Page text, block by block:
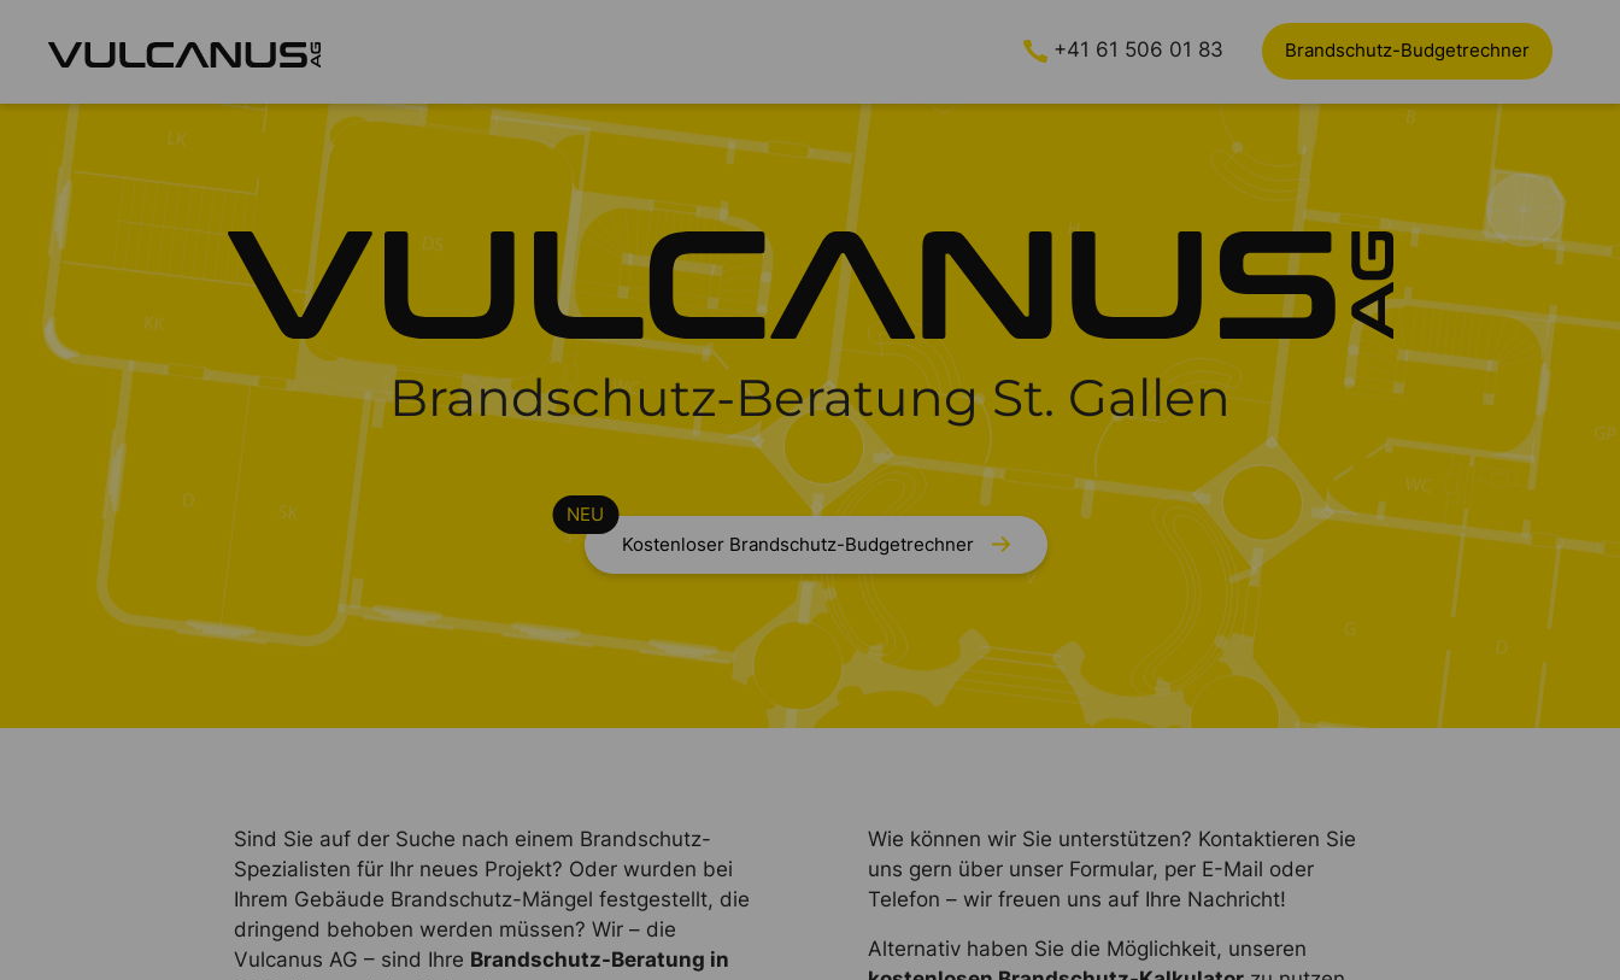
+41 61 506 01 83 Brandschutz-Budgetrechner
Brandschutz-Beratung St. Gallen
Kostenloser Brandschutz-Budgetrechner
Sind Sie auf der Suche nach einem Brandschutz-
Spezialisten für Ihr neues Projekt? Oder wurden bei
Ihrem Gebäude Brandschutz-Mängel festgestellt, die
dringend behoben werden müssen? Wir – die
Vulcanus AG – sind Ihre Brandschutz-Beratung in
Wie können wir Sie unterstützen? Kontaktieren Sie
uns gern über unser Formular, per E-Mail oder
Telefon – wir freuen uns auf Ihre Nachricht!
Alternativ haben Sie die Möglichkeit, unseren